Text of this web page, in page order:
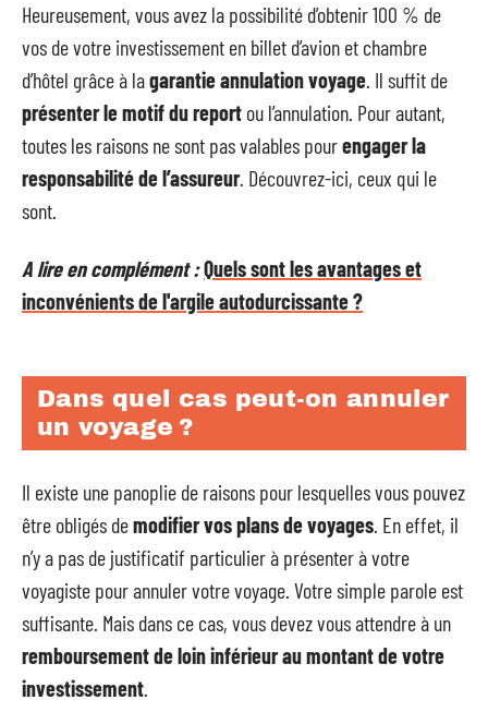
Heureusement, vous avez la possibilité d’obtenir 100 % de
vos de votre investissement en billet d’avion et chambre
d’hôtel grâce à lagarantie annulation voyage. Il suffit de
présenter le motif du report ou l’annulation. Pour autant,
toutes les raisons ne sont pas valables pourengager la
responsabilité de l’assureur. Découvrez-ici, ceux qui le
sont.
A lire en complément :Quels sont les avantages et
inconvénients de l'argile autodurcissante ?
Dans quel cas peut-on annuler
un voyage ?
Il existe une panoplie de raisons pour lesquelles vous pouvez
être obligés demodifier vos plans de voyages . En effet, il
n’y a pas de justificatif particulier à présenter à votre
voyagiste pour annuler votre voyage. Votre simple parole est
suffisante. Mais dans ce cas, vous devez vous attendre à un
remboursement de loin inférieur au montant de votre
investissement